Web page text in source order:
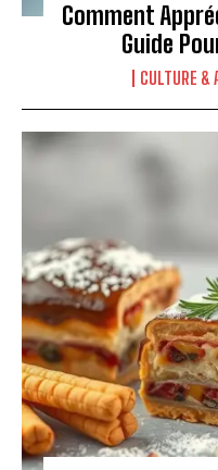
Comment
Guide
CULTURE &